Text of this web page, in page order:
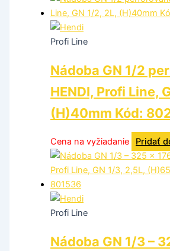
Profi Line
Nádoba GN 1/2
HENDI, Profi Line,
(H)40mm Kód:
Cena na vyžiadanie Pridať
Profi Line
Nádoba GN 1/3 –